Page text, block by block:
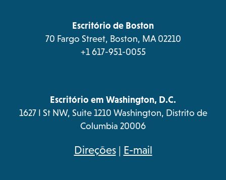
tab
Escritório de Boston
70 Fargo Street, Boston, MA 02210
+1 617-951-0055
Escritório em Washington, D.C.
1627 I St NW, Suite 1210 Washington, Distrito de
Columbia 20006
Direçõesopens
| E-mail